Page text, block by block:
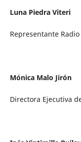
Luna Piedra Viteri
Representante
Mónica Malo Jirón
Directora Ejecutiva